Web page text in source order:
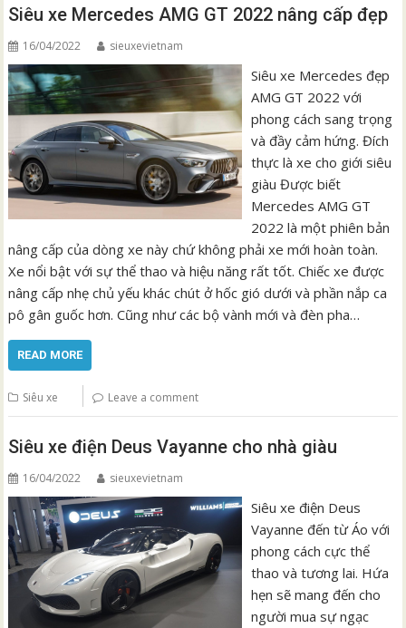
Siêu xe Mercedes AMG GT 2022 nâng cấp đẹp
16/04/2022 sieuxevietnam
Siêu xe Mercedes đẹp
AMG GT 2022 với
phong cách sang trọng
và đầy cảm hứng. Đích
thực là xe cho giới siêu
giàu Được biết
Mercedes AMG GT
2022 là một phiên bản
nâng cấp của dòng xe này chứ không phải xe mới hoàn toàn.
Xe nổi bật với sự thể thao và hiệu năng rất tốt. Chiếc xe được
nâng cấp nhẹ chủ yếu khác chút ở hốc gió dưới và phần nắp ca
pô gân guốc hơn. Cũng như các bộ vành mới và đèn pha…
READ MORE
Siêu xe Leave a comment
Siêu xe điện Deus Vayanne cho nhà giàu
16/04/2022 sieuxevietnam
Siêu xe điện Deus
Vayanne đến từ Áo với
phong cách cực thể
thao và tương lai. Hứa
hẹn sẽ mang đến cho
người mua sự ngạc